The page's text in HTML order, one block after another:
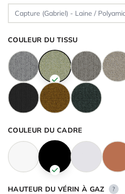
COULEUR DU TISSU
COULEUR DU CADRE
HAUTEUR DU VÉRIN À GAZ ?